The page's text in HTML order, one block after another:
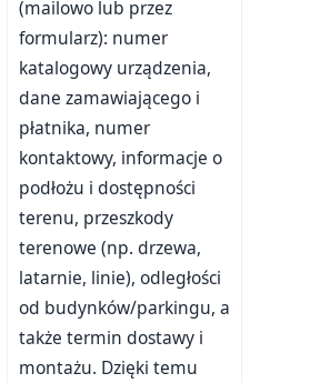
(mailowo lub przez
formularz): numer
katalogowy urządzenia,
dane zamawiającego i
płatnika, numer
kontaktowy, informacje o
podłożu i dostępności
terenu, przeszkody
terenowe (np. drzewa,
latarnie, linie), odległości
od budynków/parkingu, a
także termin dostawy i
montażu. Dzięki temu